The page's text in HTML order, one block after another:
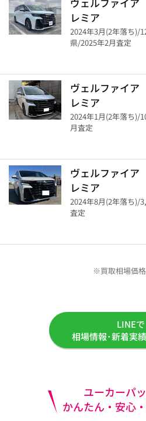
レミア
2024年3月(2年落ち)/
県/2025年2月査定
ヴェルファイ
レミア
2024年1月(2年落ち)/
月査定
ヴェルファイ
レミア
2024年8月(2年落ち)/
査定
※買取相場価
LINEで
相場情報･新着実
ユーカーパ
かんたん・安心